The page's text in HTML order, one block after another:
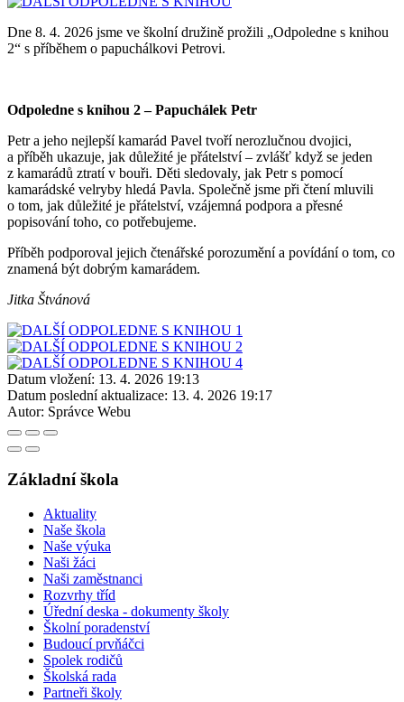
Dne 8. 4. 2026 jsme ve školní družině prožili „Odpoledne s knihou
2“ s příběhem o papuchálkovi Petrovi.
Odpoledne s knihou 2 – Papuchálek Petr
Petr a jeho nejlepší kamarád Pavel tvoří nerozlučnou dvojici,
a příběh ukazuje, jak důležité je přátelství – zvlášť když se jeden
z kamarádů ztratí v bouři. Děti sledovaly, jak Petr s pomocí
kamarádské velryby hledá Pavla. Společně jsme při čtení mluvili
o tom, jak důležité je přátelství, vzájemná podpora a přesné
popisování toho, co potřebujeme.
Příběh podporoval jejich čtenářské porozumění a povídání o tom, co
znamená být dobrým kamarádem.
Jitka Štvánová
Datum vložení: 13. 4. 2026 19:13
Datum poslední aktualizace: 13. 4. 2026 19:17
Autor: Správce Webu
Základní škola
Aktuality
Naše škola
Naše výuka
Naši žáci
Naši zaměstnanci
Rozvrhy tříd
Úřední deska - dokumenty školy
Školní poradenství
Budoucí prvňáčci
Spolek rodičů
Školská rada
Partneři školy